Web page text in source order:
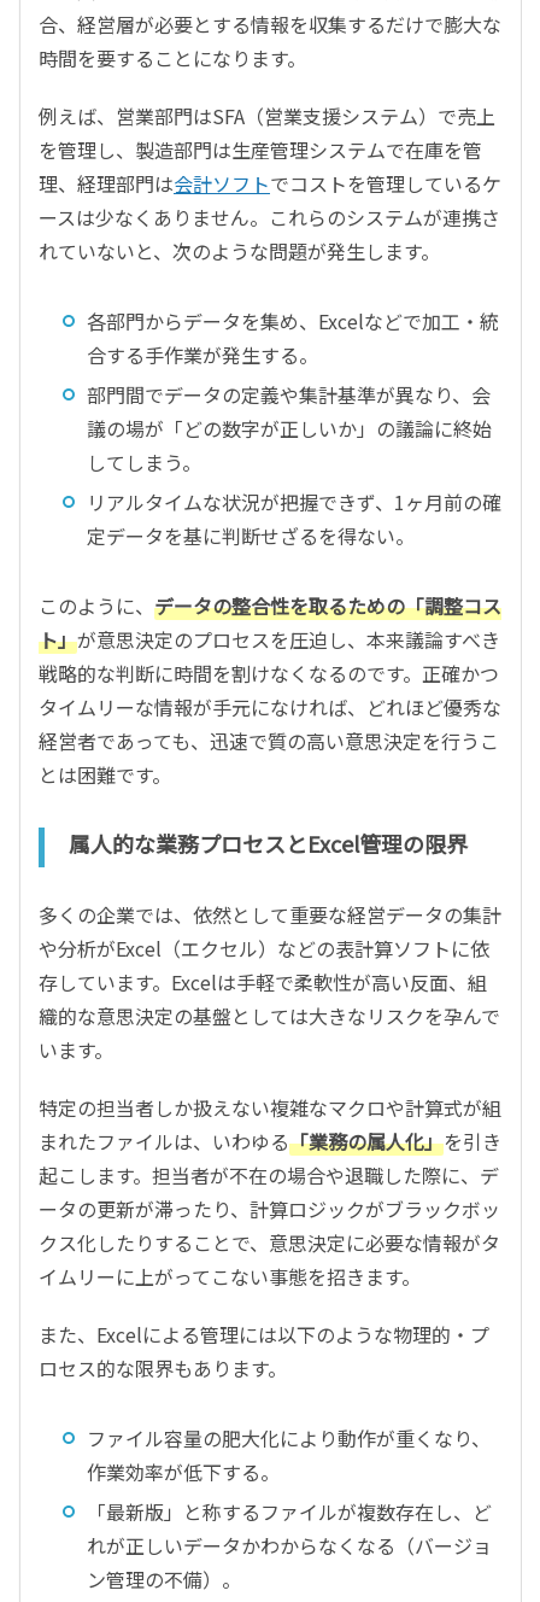
合、経営層が必要とする情報を収集するだけで膨大な
時間を要することになります。
例えば、営業部門はSFA（営業支援システム）で売上
を管理し、製造部門は生産管理システムで在庫を管
理、経理部門は会計ソフトでコストを管理しているケ
ースは少なくありません。これらのシステムが連携さ
れていないと、次のような問題が発生します。
各部門からデータを集め、Excelなどで加工・統
合する手作業が発生する。
部門間でデータの定義や集計基準が異なり、会
議の場が「どの数字が正しいか」の議論に終始
してしまう。
リアルタイムな状況が把握できず、1ヶ月前の確
定データを基に判断せざるを得ない。
このように、 データの整合性を取るための「調整コス
ト」が意思決定のプロセスを圧迫し、本来議論すべき
戦略的な判断に時間を割けなくなるのです。正確かつ
タイムリーな情報が手元になければ、どれほど優秀な
経営者であっても、迅速で質の高い意思決定を行うこ
とは困難です。
属人的な業務プロセスとExcel管理の限界
多くの企業では、依然として重要な経営データの集計
や分析がExcel（エクセル）などの表計算ソフトに依
存しています。Excelは手軽で柔軟性が高い反面、組
織的な意思決定の基盤としては大きなリスクを孕んで
います。
特定の担当者しか扱えない複雑なマクロや計算式が組
まれたファイルは、いわゆる「業務の属人化」を引き
起こします。担当者が不在の場合や退職した際に、デ
ータの更新が滞ったり、計算ロジックがブラックボッ
クス化したりすることで、意思決定に必要な情報がタ
イムリーに上がってこない事態を招きます。
また、Excelによる管理には以下のような物理的・プ
ロセス的な限界もあります。
ファイル容量の肥大化により動作が重くなり、
作業効率が低下する。
「最新版」と称するファイルが複数存在し、ど
れが正しいデータかわからなくなる（バージョ
ン管理の不備）。